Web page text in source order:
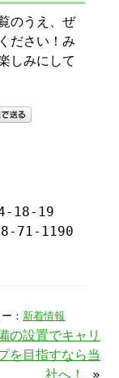
のうえ、ぜ
ださい！み
しみにして
18-19
71-1190
： 新着情報
の設置でキャリ
を目指すなら当
社へ！
»